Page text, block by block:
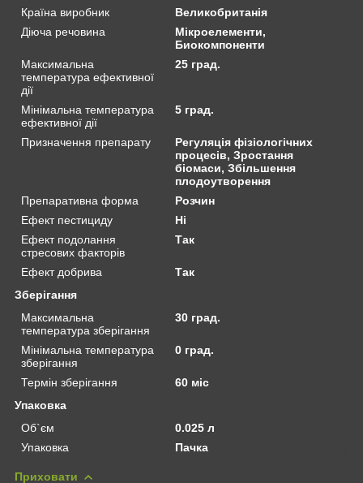
Країна виробник
Великобританія
Діюча речовина
Мікроелементи,
Биокомпоненти
Максимальна
температура ефективної
дії
25 град.
Мінімальна температура
ефективної дії
5 град.
Призначення препарату
Регуляція фізіологічних
процесів, Зростання
біомаси, Збільшення
плодоутворення
Препаративна форма
Розчин
Ефект пестициду
Ні
Ефект подолання
стресових факторів
Так
Ефект добрива
Так
Зберігання
Максимальна
температура зберігання
30 град.
Мінімальна температура
зберігання
0 град.
Термін зберігання
60 міс
Упаковка
Об`єм
0.025 л
Упаковка
Пачка
Приховати